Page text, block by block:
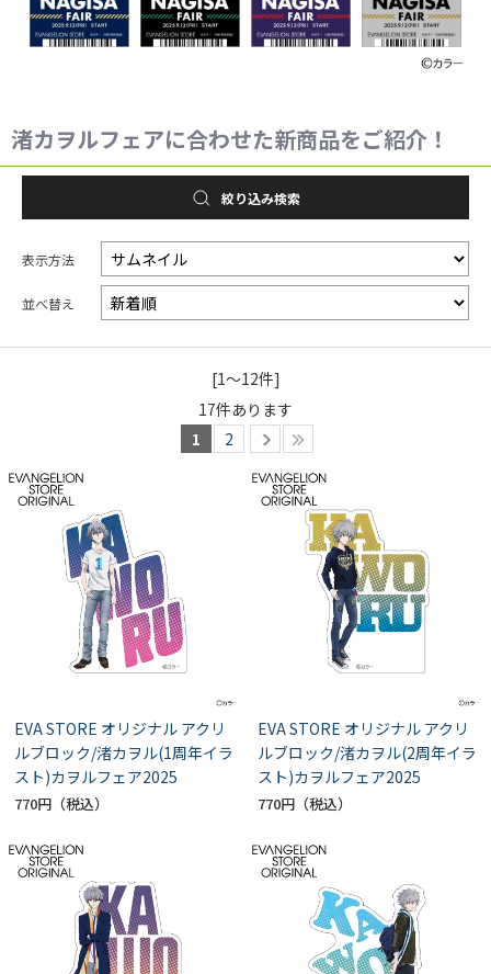
渚カヲルフェアに合わせた新商品をご紹介！
絞り込み検索
表示方法
並べ替え
[1～12件]
17件あります
1
2
EVA STORE オリジナル アクリ
ルブロック/渚カヲル(1周年イラ
スト)カヲルフェア2025
770円
EVA STORE オリジナル アクリ
ルブロック/渚カヲル(2周年イラ
スト)カヲルフェア2025
770円